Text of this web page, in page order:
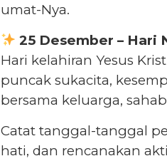
umat-Nya.
25 Desember – Hari
Hari kelahiran Yesus
puncak sukacita,
bersama keluarga,
Catat tanggal-tanggal
hati, dan rencanakan